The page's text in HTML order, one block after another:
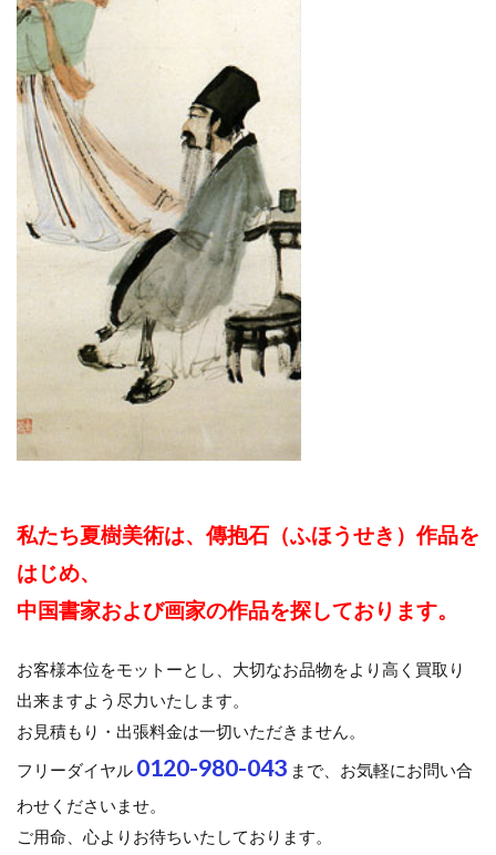
私たち夏樹美術は、傳抱石（ふほうせき）作品を
はじめ、
中国書家および画家の作品を探しております。
お客様本位をモットーとし、大切なお品物をより高く買取り
出来ますよう尽力いたします。
お見積もり・出張料金は一切いただきません。
フリーダイヤル 0120-980-043 まで、お気軽にお問い合
わせくださいませ。
ご用命、心よりお待ちいたしております。